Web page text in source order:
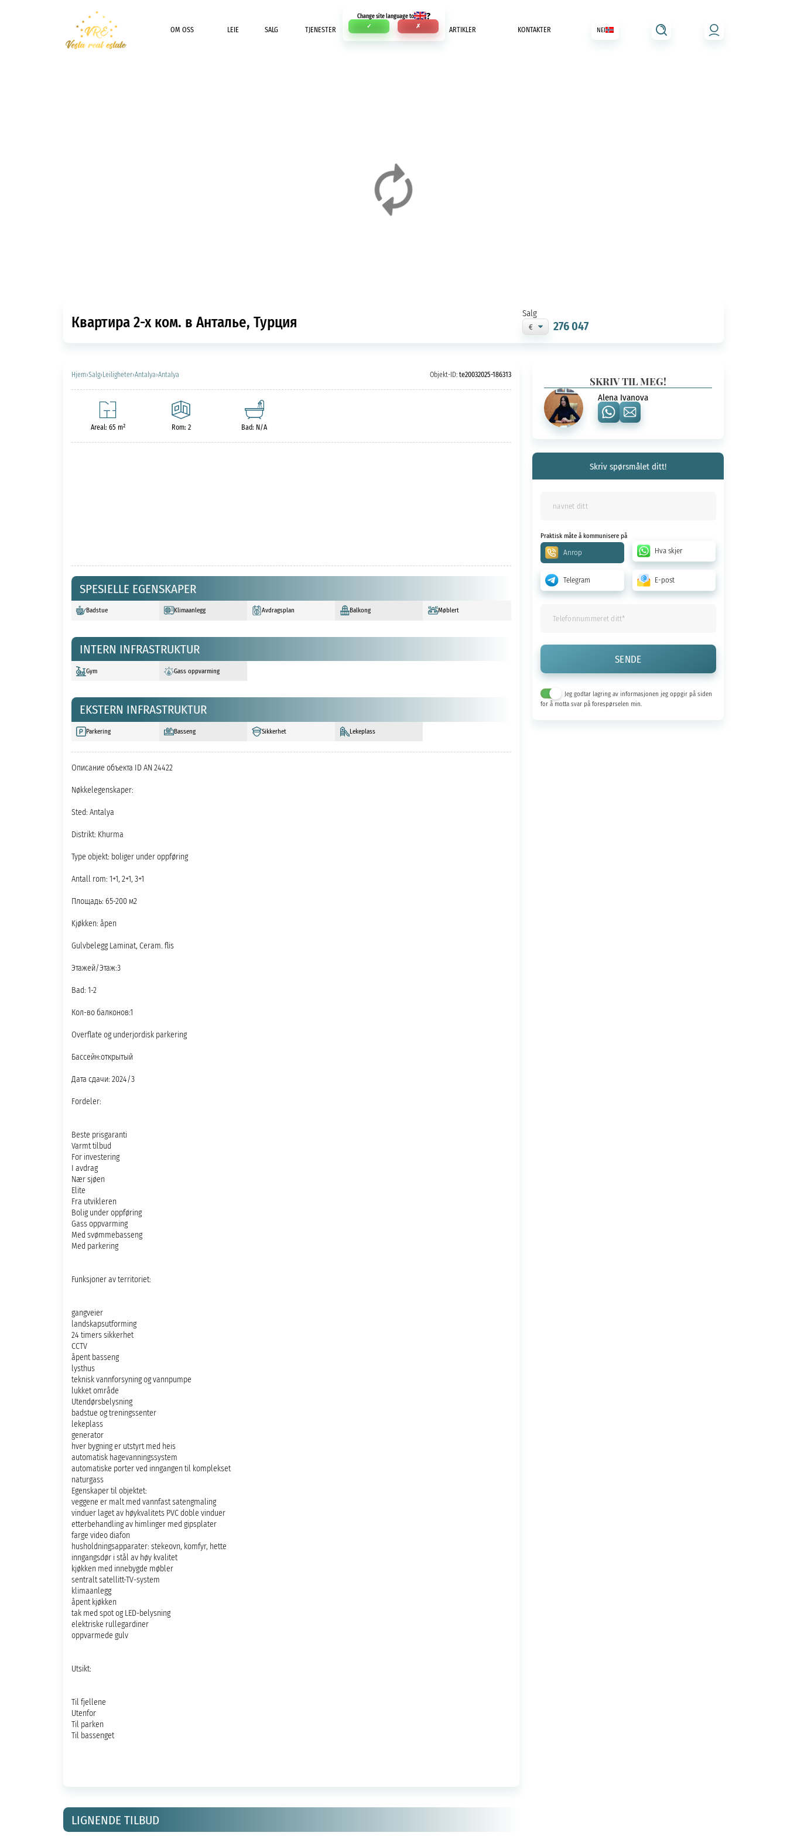
Change site language to ?
✓ ✗
OM OSS LEIE SALG TJENESTER INNBETALING ARTIKLER KONTAKTER NEI
Квартира 2-х ком. в Анталье, Турция Salg
276 047
Hjem›Salg›Leiligheter›Antalya›Antalya Objekt-ID:te20032025-186313
Areal: 65 m² Rom: 2 Bad: N/A
SPESIELLE EGENSKAPER
Badstue Klimaanlegg Avdragsplan Balkong Møblert
INTERN INFRASTRUKTUR
Gym Gass oppvarming
EKSTERN INFRASTRUKTUR
Parkering Basseng Sikkerhet Lekeplass
Описание объекта ID AN 24422
Nøkkelegenskaper:
Sted: Antalya
Distrikt: Khurma
Type objekt: boliger under oppføring
Antall rom: 1+1, 2+1, 3+1
Площадь: 65-200 м2
Kjøkken: åpen
Gulvbelegg Laminat, Ceram. flis
Этажей/Этаж:3
Bad: 1-2
Кол-во балконов:1
Overflate og underjordisk parkering
Бассейн:открытый
Дата сдачи: 2024/3
Fordeler:
Beste prisgaranti
Varmt tilbud
For investering
I avdrag
Nær sjøen
Elite
Fra utvikleren
Bolig under oppføring
Gass oppvarming
Med svømmebasseng
Med parkering
Funksjoner av territoriet:
gangveier
landskapsutforming
24 timers sikkerhet
CCTV
åpent basseng
lysthus
teknisk vannforsyning og vannpumpe
lukket område
Utendørsbelysning
badstue og treningssenter
lekeplass
generator
hver bygning er utstyrt med heis
automatisk hagevanningssystem
automatiske porter ved inngangen til komplekset
naturgass
Egenskaper til objektet:
veggene er malt med vannfast satengmaling
vinduer laget av høykvalitets PVC doble vinduer
etterbehandling av himlinger med gipsplater
farge video diafon
husholdningsapparater: stekeovn, komfyr, hette
inngangsdør i stål av høy kvalitet
kjøkken med innebygde møbler
sentralt satellitt-TV-system
klimaanlegg
åpent kjøkken
tak med spot og LED-belysning
elektriske rullegardiner
oppvarmede gulv
Utsikt:
Til fjellene
Utenfor
Til parken
Til bassenget
LIGNENDE TILBUD
SKRIV TIL MEG!
Alena Ivanova
Skriv spørsmålet ditt!
Praktisk måte å kommunisere på
Anrop Hva skjer
Telegram E-post
Jeg godtar lagring av informasjonen jeg oppgir på siden
for å motta svar på forespørselen min.